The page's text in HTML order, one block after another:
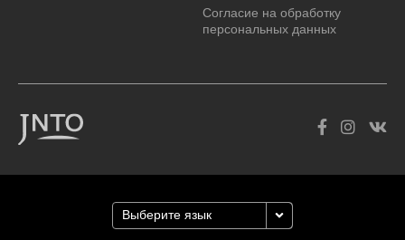
Согласие на обработку
персональных данных